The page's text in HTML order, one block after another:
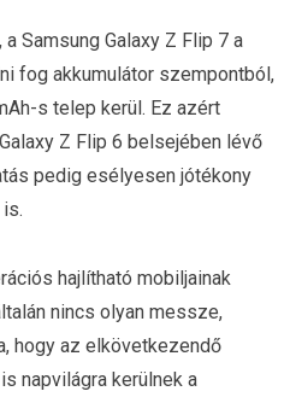
Samsung Galaxy Z Flip 7 a
fog akkumulátor szempontból,
s telep kerül. Ez azért
Z Flip 6 belsejében lévő
pedig esélyesen jótékony
hajlítható mobiljainak
nincs olyan messze,
hogy az elkövetkezendő
napvilágra kerülnek a